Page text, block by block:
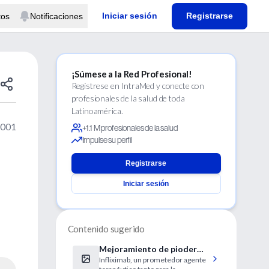
Notificaciones Iniciar sesión Registrarse
¡Súmese a la Red Profesional!
Regístrese en IntraMed y conecte con
profesionales de la salud de toda
Latinoamérica.
+1.1 M profesionales de la salud
Impulse su perfil
Registrarse
Iniciar sesión
Contenido sugerido
Mejoramiento de pioderma
gangrenoso y psoriasis
Infliximab, un prometedor agente